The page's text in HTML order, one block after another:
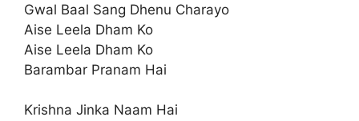
Gwal Baal Sang Dhenu Charayo
Aise Leela Dham Ko
Aise Leela Dham Ko
Barambar Pranam Hai
Krishna Jinka Naam Hai